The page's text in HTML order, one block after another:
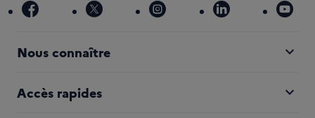
facebook x instagram linkedin
Nous connaître expand_more
Accès rapides expand_more